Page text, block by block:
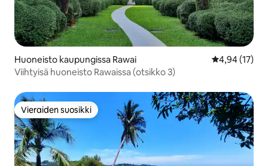
Huoneisto kaupungissa Rawai
4,94 (17)
Viihtyisä huoneisto Rawaissa (otsikko 3)
Vieraiden suosikki
Vieraiden suosikki